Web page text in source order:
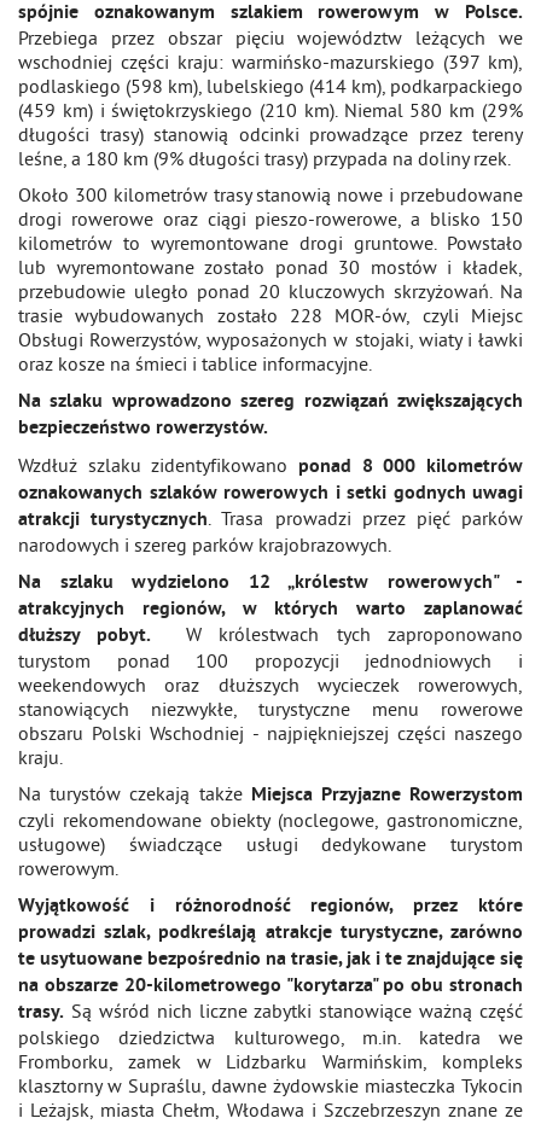
spójnie oznakowanym szlakiem rowerowym w Polsce.
Przebiega przez obszar pięciu województw leżących we
wschodniej części kraju: warmińsko-mazurskiego (397 km),
podlaskiego (598 km), lubelskiego (414 km), podkarpackiego
(459 km) i świętokrzyskiego (210 km). Niemal 580 km (29%
długości trasy) stanowią odcinki prowadzące przez tereny
leśne, a 180 km (9% długości trasy) przypada na doliny rzek.
Około 300 kilometrów trasy stanowią nowe i przebudowane
drogi rowerowe oraz ciągi pieszo-rowerowe, a blisko 150
kilometrów to wyremontowane drogi gruntowe. Powstało
lub wyremontowane zostało ponad 30 mostów i kładek,
przebudowie uległo ponad 20 kluczowych skrzyżowań. Na
trasie wybudowanych zostało 228 MOR-ów, czyli Miejsc
Obsługi Rowerzystów, wyposażonych w stojaki, wiaty i ławki
oraz kosze na śmieci i tablice informacyjne.
Na szlaku wprowadzono szereg rozwiązań zwiększających
bezpieczeństwo rowerzystów.
Wzdłuż szlaku zidentyfikowano ponad 8 000 kilometrów
oznakowanych szlaków rowerowych i setki godnych uwagi
atrakcji turystycznych. Trasa prowadzi przez pięć parków
narodowych i szereg parków krajobrazowych.
Na szlaku wydzielono 12 „królestw rowerowych" -
atrakcyjnych regionów, w których warto zaplanować
dłuższy pobyt. W królestwach tych zaproponowano
turystom ponad 100 propozycji jednodniowych i
weekendowych oraz dłuższych wycieczek rowerowych,
stanowiących niezwykłe, turystyczne menu rowerowe
obszaru Polski Wschodniej - najpiękniejszej części naszego
kraju.
Na turystów czekają także Miejsca Przyjazne Rowerzystom
czyli rekomendowane obiekty (noclegowe, gastronomiczne,
usługowe) świadczące usługi dedykowane turystom
rowerowym.
Wyjątkowość i różnorodność regionów, przez które
prowadzi szlak, podkreślają atrakcje turystyczne, zarówno
te usytuowane bezpośrednio na trasie, jak i te znajdujące się
na obszarze 20-kilometrowego "korytarza" po obu stronach
trasy. Są wśród nich liczne zabytki stanowiące ważną część
polskiego dziedzictwa kulturowego, m.in. katedra we
Fromborku, zamek w Lidzbarku Warmińskim, kompleks
klasztorny w Supraślu, dawne żydowskie miasteczka Tykocin
i Leżajsk, miasta Chełm, Włodawa i Szczebrzeszyn znane ze